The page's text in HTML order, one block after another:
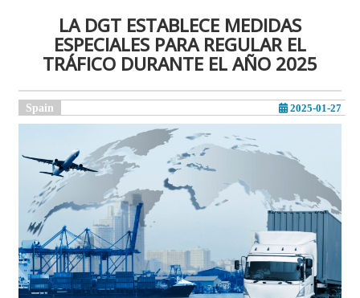
LA DGT ESTABLECE MEDIDAS
ESPECIALES PARA REGULAR EL
TRÁFICO DURANTE EL AÑO 2025
Spain 2025-01-27